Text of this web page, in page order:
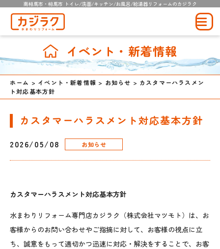
南相馬市・相馬市 トイレ/洗面/キッチン/お風呂/給湯器リフォームのカジラク
イベント・新着情報
ホーム > イベント・新着情報 > お知らせ > カスタマーハラスメン
ト対応基本方針
カスタマーハラスメント対応基本方針
2026/05/08 お知らせ
カスタマーハラスメント対応基本方針
水まわりリフォーム専門店カジラク（株式会社マツモト）は、お
客様からのお問い合わせやご指摘に対して、お客様の視点に立
ち、誠意をもって適切かつ迅速に対応・解決をすることで、お客